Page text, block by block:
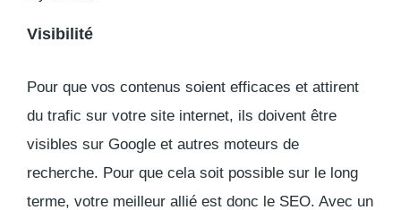
Visibilité
Pour que vos contenus soient efficaces et attirent
du trafic sur votre site internet, ils doivent être
visibles sur Google et autres moteurs de
recherche. Pour que cela soit possible sur le long
terme, votre meilleur allié est donc le SEO. Avec un